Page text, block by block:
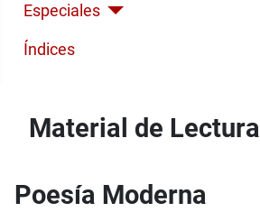
Especiales
Índices
Material de Lectura
Poesía Moderna